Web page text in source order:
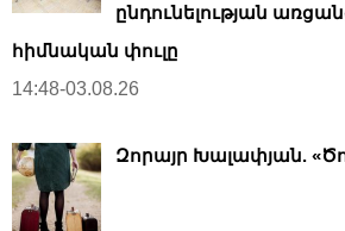
ընդունելության
հիմնական փուլը
14:48-03.08.26
Զորայր Խալափյան.